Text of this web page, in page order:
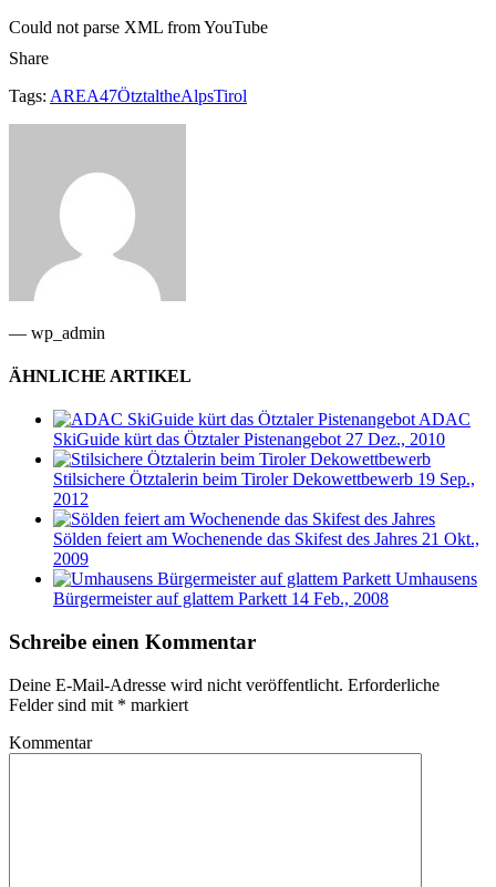
Could not parse XML from YouTube
Share
Tags: AREA47ÖtztaltheAlpsTirol
— wp_admin
ÄHNLICHE ARTIKEL
ADAC
SkiGuide kürt das Ötztaler Pistenangebot 27 Dez., 2010
Stilsichere Ötztalerin beim Tiroler Dekowettbewerb 19 Sep.,
2012
Sölden feiert am Wochenende das Skifest des Jahres 21 Okt.,
2009
Umhausens
Bürgermeister auf glattem Parkett 14 Feb., 2008
Schreibe einen Kommentar
Deine E-Mail-Adresse wird nicht veröffentlicht. Erforderliche
Felder sind mit * markiert
Kommentar